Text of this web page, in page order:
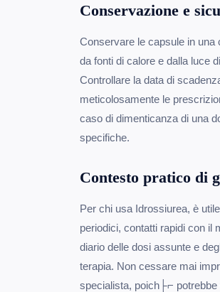
Conservazione e
Conservare le capsule in una
da fonti di calore e dalla luce
Controllare la data di
meticolosamente le
caso di dimenticanza di una
specifiche.
Contesto pratico di
Per chi usa Idrossiurea, è
periodici, contatti rapidi con il
diario delle dosi assunte e
terapia. Non cessare mai
specialista, poich├⌐